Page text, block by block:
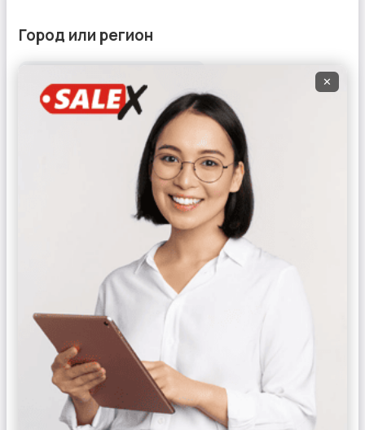
Город или регион
Все города
Кара-Балта
Кара-Куль
Каракол
Кемин
Кербен
✕